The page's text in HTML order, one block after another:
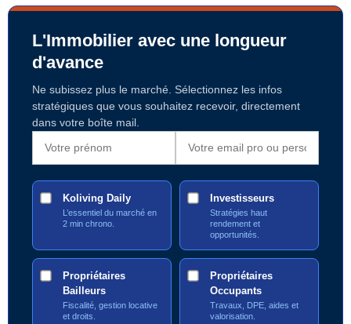
L'Immobilier avec une longueur
d'avance
Ne subissez plus le marché. Sélectionnez les infos
stratégiques que vous souhaitez recevoir, directement
dans votre boîte mail.
Koliving Daily
L’essentiel du marché en
2 min chrono.
Investisseurs
Stratégies haut
rendement et
opportunités.
Propriétaires
Bailleurs
Fiscalité, gestion locative
et droits.
Propriétaires
Occupants
Travaux, DPE, aides et
valorisation.